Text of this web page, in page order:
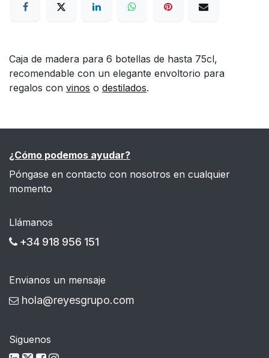
Caja de madera para 6 botellas de hasta 75cl,
recomendable con un elegante envoltorio para
regalos con vinos o destilados.
¿Cómo podemos ayudar?
Póngase en contacto con nosotros en cualquier
momento
Llámanos
+34 918 956 151
Envianos un mensaje
hola@reyesgrupo.com
Siguenos